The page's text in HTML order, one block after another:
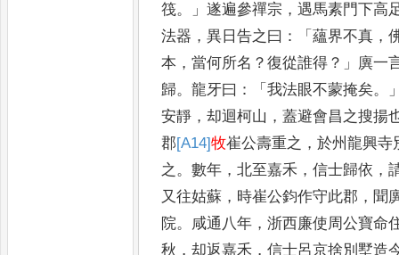
筏。」遂遍參禪宗 ，遇馬素門下高
法器 ，異日告之曰 ：「蘊界不真 ，
本 ，當何所名 ？復從誰得 ？」 廙一
歸。龍牙曰 ：「我法眼不蒙掩矣。
安靜 ，却迴柯山 ，蓋避會昌之搜揚
郡[A14]牧崔公壽重之 ，於州龍興寺
之。數年 ，北至嘉禾 ，信士歸依 ，
又往姑蘇 ， 時崔公鈞作守此郡 ， 聞
院。 咸通八年 ，浙西廉使周公寶命
秋 ，却返嘉禾 ，信士呂京捨別墅造